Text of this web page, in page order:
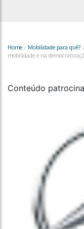
Home / Mobilidade para quê?
mobilidade e na
Conteúdo